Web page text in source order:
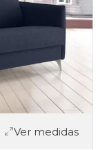
Ver medidas